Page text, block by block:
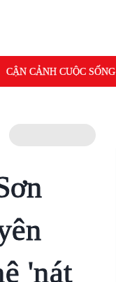
CẬN CẢNH CUỘC SỐNG
'nát